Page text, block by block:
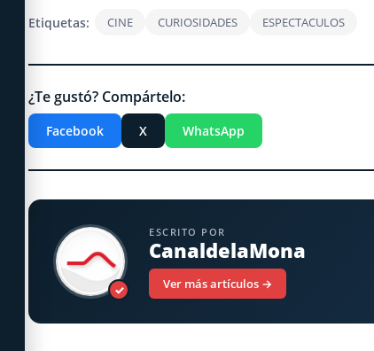
Etiquetas: CINE CURIOSIDADES ESPECTACULOS
¿Te gustó? Compártelo:
Facebook X WhatsApp
✓
ESCRITO POR
CanaldelaMona
Ver más artículos →